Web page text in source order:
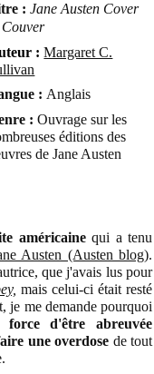
:Jane Austen Cover
:Margaret C.
: Anglais
: Ouvrage sur les
éditions des
de Jane Austen
américainequi a tenu
Austen (Austen blog).
que j'avais lus pour
mais celui-ci était resté
je me demande pourquoi
force d'être abreuvée
une overdose de tout